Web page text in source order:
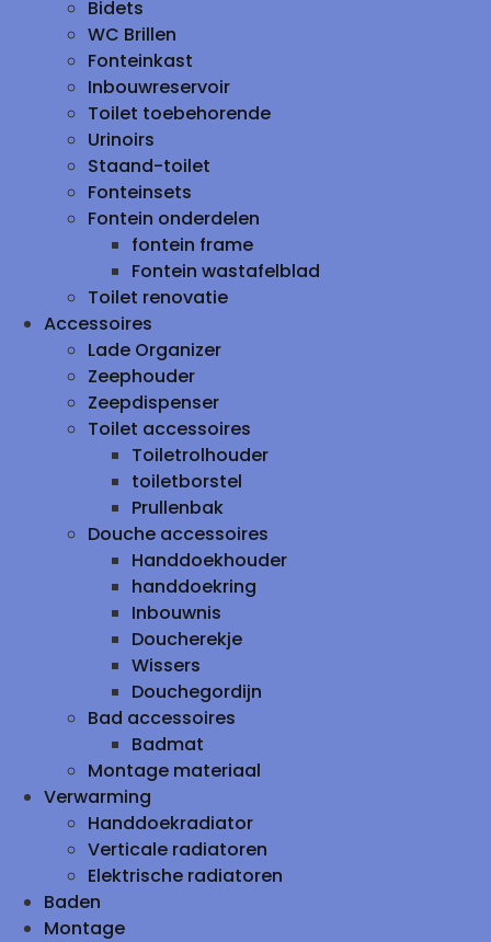
Bidets
WC Brillen
Fonteinkast
Inbouwreservoir
Toilet toebehorende
Urinoirs
Staand-toilet
Fonteinsets
Fontein onderdelen
fontein frame
Fontein wastafelblad
Toilet renovatie
Accessoires
Lade Organizer
Zeephouder
Zeepdispenser
Toilet accessoires
Toiletrolhouder
toiletborstel
Prullenbak
Douche accessoires
Handdoekhouder
handdoekring
Inbouwnis
Doucherekje
Wissers
Douchegordijn
Bad accessoires
Badmat
Montage materiaal
Verwarming
Handdoekradiator
Verticale radiatoren
Elektrische radiatoren
Baden
Montage